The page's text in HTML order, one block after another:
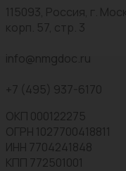
115093, Россия, г.
корп. 57, стр. 3
info@nmgdoc.ru
+7 (495) 937-6170
ОКП 000122275
ОГРН 1027700418811
ИНН 7704241848
КПП 772501001